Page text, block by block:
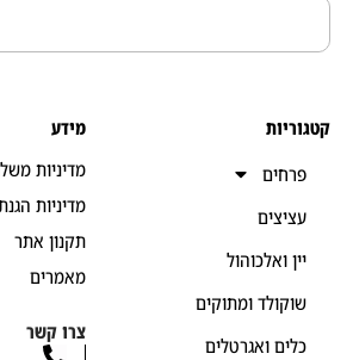
ואלכוהול
ומתוקים
ואגרטלים
מדיניות משלוחים
מדיניות הגנת פרטיות
תקנון אתר
צרו קשר